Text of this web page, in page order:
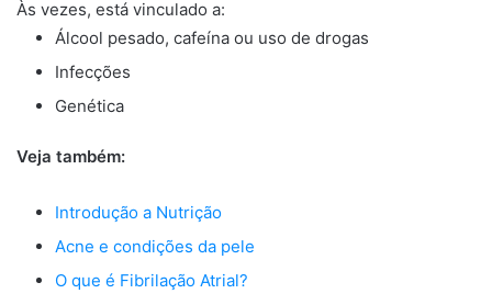
Às vezes, está vinculado a:
Álcool pesado, cafeína ou uso de drogas
Infecções
Genética
Veja também:
Introdução a Nutrição
Acne e condições da pele
O que é Fibrilação Atrial?